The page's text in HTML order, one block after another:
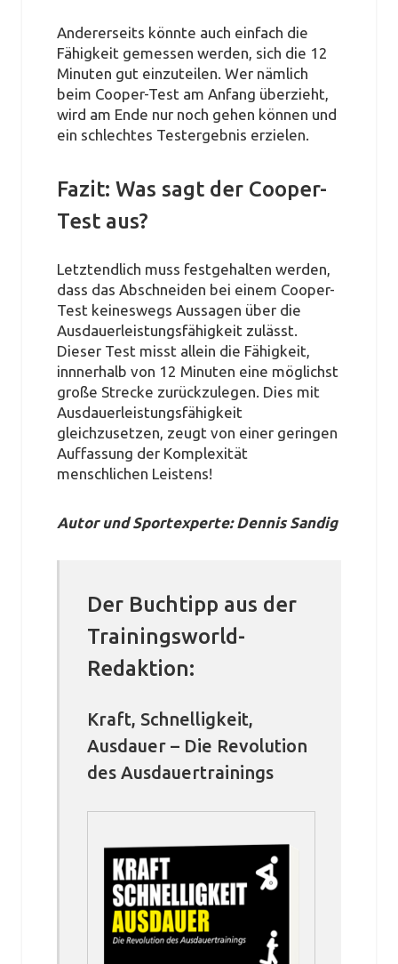
Andererseits könnte auch einfach die
Fähigkeit gemessen werden, sich die 12
Minuten gut einzuteilen. Wer nämlich
beim Cooper-Test am Anfang überzieht,
wird am Ende nur noch gehen können und
ein schlechtes Testergebnis erzielen.
Fazit: Was sagt der Cooper-
Test aus?
Letztendlich muss festgehalten werden,
dass das Abschneiden bei einem Cooper-
Test keineswegs Aussagen über die
Ausdauerleistungsfähigkeit zulässt.
Dieser Test misst allein die Fähigkeit,
innnerhalb von 12 Minuten eine möglichst
große Strecke zurückzulegen. Dies mit
Ausdauerleistungsfähigkeit
gleichzusetzen, zeugt von einer geringen
Auffassung der Komplexität
menschlichen Leistens!
Autor und Sportexperte: Dennis Sandig
Der Buchtipp aus der
Trainingsworld-
Redaktion:
Kraft, Schnelligkeit,
Ausdauer – Die Revolution
des Ausdauertrainings